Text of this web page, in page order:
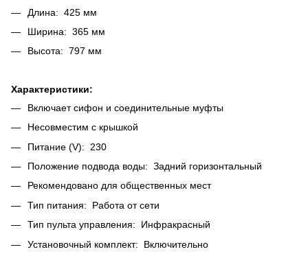
Длина: 425 мм
Ширина: 365 мм
Высота: 797 мм
Характеристики:
Включает сифон и соединительные муфты
Несовместим с крышкой
Питание (V): 230
Положение подвода воды: Задний горизонтальный
Рекомендовано для общественных мест
Тип питания: Работа от сети
Тип пульта управления: Инфракрасный
Установочный комплект: Включительно